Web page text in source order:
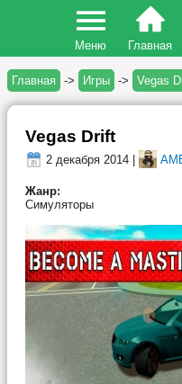
Меню Главная
Главная -> Игры -> Vegas
Vegas Drift
2 декабря 2014 |
Жанр:
Симуляторы